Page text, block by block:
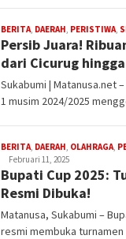
BERITA, DAERAH, PERISTIWA,
Persib Juara!
dari Cicurug
Sukabumi | Matanusa.net
1 musim 2024/2025
BERITA, DAERAH, OLAHRAGA,
Februari 11, 2025
Bupati Cup 2025:
Resmi Dibuka!
Matanusa, Sukabumi –
resmi membuka